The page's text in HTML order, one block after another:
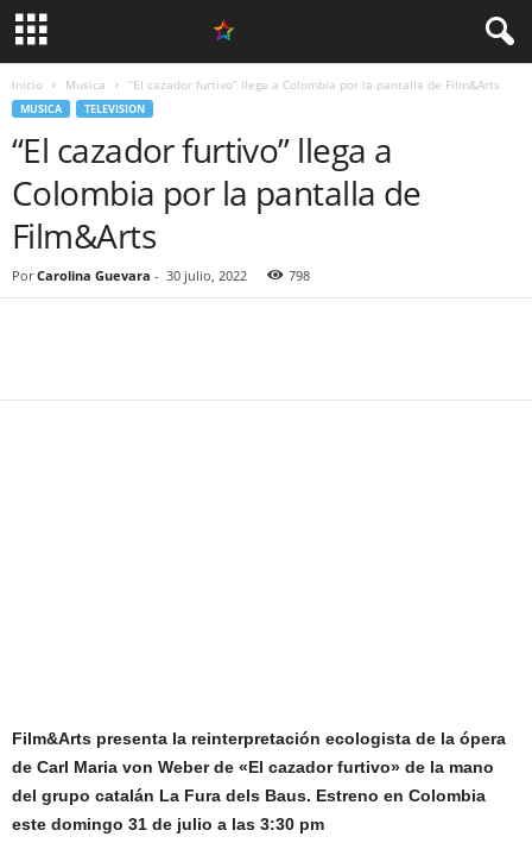
Inicio Musica “El cazador furtivo” llega a Colombia por la pantalla de Film&Arts
MUSICA TELEVISION
“El cazador furtivo” llega a
Colombia por la pantalla de
Film&Arts
Por Carolina Guevara - 30 julio, 2022 798
Film&Arts presenta la reinterpretación ecologista de la ópera
de Carl Maria von Weber de «El cazador furtivo» de la mano
del grupo catalán La Fura dels Baus. Estreno en Colombia
este domingo 31 de julio a las 3:30 pm